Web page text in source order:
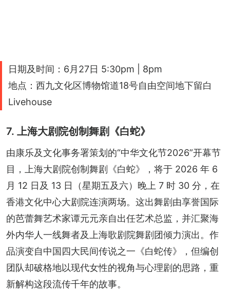
日期及时间：6月27日 5:30pm | 8pm
地点：西九文化区博物馆道18号自由空间地下留白
Livehouse
7. 上海大剧院创制舞剧《白蛇》
由康乐及文化事务署策划的“中华文化节2026”开幕节
目，上海大剧院创制舞剧《白蛇》，将于 2026 年 6
月 12 日及 13 日（星期五及六）晚上 7 时 30 分，在
香港文化中心大剧院连演两场。这出舞剧由享誉国际
的芭蕾舞艺术家谭元元亲自出任艺术总监，并汇聚海
外内华人一线舞者及上海歌剧院舞剧团倾力演出。作
品演变自中国四大民间传说之一《白蛇传》，但编创
团队却破格地以现代女性的视角与心理剧的思路，重
新解构这段流传千年的故事。